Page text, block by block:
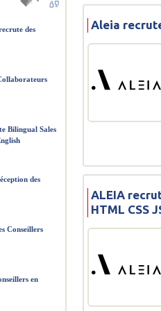
Aleia
ALEIA
HTML CSS
des
Bilingual Sales
des
Conseillers
en